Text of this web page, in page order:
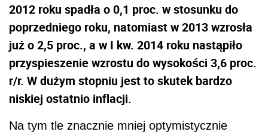
2012 roku spadła o 0,1 proc. w stosunku do
poprzedniego roku, natomiast w 2013 wzrosła
już o 2,5 proc., a w I kw. 2014 roku nastąpiło
przyspieszenie wzrostu do wysokości 3,6 proc.
r/r. W dużym stopniu jest to skutek bardzo
niskiej ostatnio inflacji.
Na tym tle znacznie mniej optymistycznie